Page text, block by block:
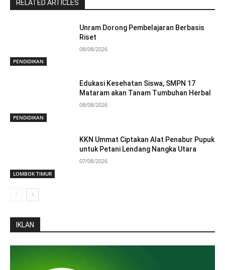
RELATED ARTICLES
PENDIDIKAN
Unram Dorong Pembelajaran Berbasis
Riset
08/08/2026
PENDIDIKAN
Edukasi Kesehatan Siswa, SMPN 17
Mataram akan Tanam Tumbuhan Herbal
08/08/2026
LOMBOK TIMUR
KKN Ummat Ciptakan Alat Penabur Pupuk
untuk Petani Lendang Nangka Utara
07/08/2026
IKLAN